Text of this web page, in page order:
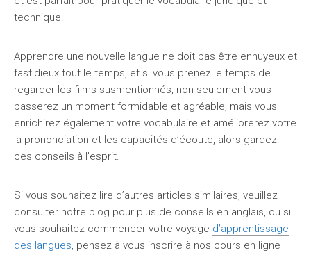
technique.
Apprendre une nouvelle langue ne doit pas être ennuyeux et
fastidieux tout le temps, et si vous prenez le temps de
regarder les films susmentionnés, non seulement vous
passerez un moment formidable et agréable, mais vous
enrichirez également votre vocabulaire et améliorerez votre
la prononciation et les capacités d’écoute, alors gardez
ces conseils à l’esprit.
Si vous souhaitez lire d’autres articles similaires, veuillez
consulter notre blog pour plus de conseils en anglais, ou si
vous souhaitez commencer votre voyage d’apprentissage
des langues, pensez à vous inscrire à nos cours en ligne